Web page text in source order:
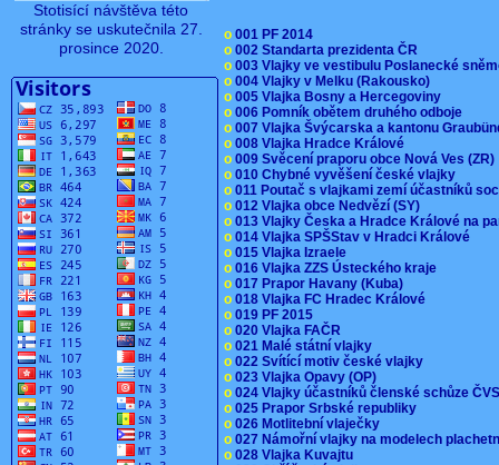
Stotisící návštěva této
stránky se uskutečnila 27.
prosince 2020.
o 001 PF 2014
o 002 Standarta prezidenta ČR
o 003 Vlajky ve vestibulu Poslanecké
o 004 Vlajky v Melku (Rakousko)
o 005 Vlajka Bosny a Hercegoviny
o 006 Pomník obětem druhého odboje
o 007 Vlajka Švýcarska a kantonu
o 008 Vlajka Hradce Králové
o 009 Svěcení praporu obce Nová Ves
o 010 Chybné vyvěšení české vlajky
o 011 Poutač s vlajkami zemí účastníků
o 012 Vlajka obce Nedvězí (SY)
o 013 Vlajky Česka a Hradce Králové na
o 014 Vlajka SPŠStav v Hradci Králové
o 015 Vlajka Izraele
o 016 Vlajka ZZS Ústeckého kraje
o 017 Prapor Havany (Kuba)
o 018 Vlajka FC Hradec Králové
o 019 PF 2015
o 020 Vlajka FAČR
o 021 Malé státní vlajky
o 022 Svítící motiv české vlajky
o 023 Vlajka Opavy (OP)
o 024 Vlajky účastníků členské schůze
o 025 Prapor Srbské republiky
o 026 Motlitební vlaječky
o 027 Námořní vlajky na modelech
o 028 Vlajka Kuvajtu